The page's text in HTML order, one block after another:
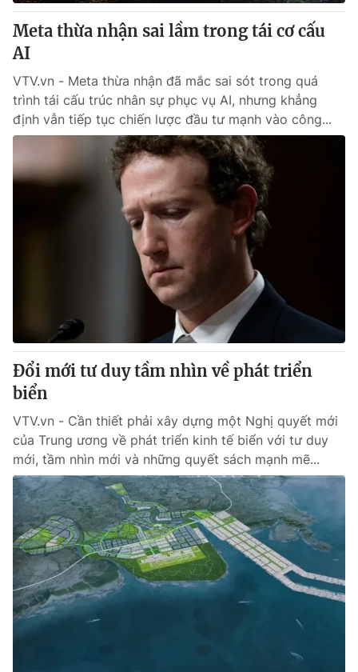
Meta thừa nhận sai lầm trong tái cơ cấu
AI
VTV.vn - Meta thừa nhận đã mắc sai sót trong quá
trình tái cấu trúc nhân sự phục vụ AI, nhưng khẳng
định vẫn tiếp tục chiến lược đầu tư mạnh vào công...
Đổi mới tư duy tầm nhìn về phát triển
biển
VTV.vn - Cần thiết phải xây dựng một Nghị quyết mới
của Trung ương về phát triển kinh tế biển với tư duy
mới, tầm nhìn mới và những quyết sách mạnh mẽ...